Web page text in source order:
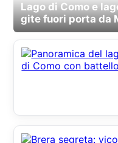
Lago di Como e lago Maggiore in giornata:
gite fuori porta da